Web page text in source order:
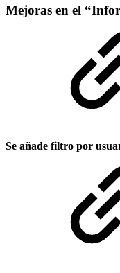
Mejoras en el
Se añade filtro por